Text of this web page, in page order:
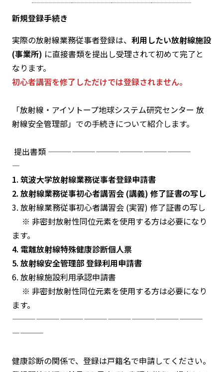
新規登録手続き
実際の放射線業務従事者登録は、 利用したい放射線施設
(事業所) に直接書類を提出し受理されて初めて完了と
なります。
初心者講習を修了しただけでは登録されません。
「放射線・アイソトープ地球システム研究センター 放
射線安全管理部」での手続きについて紹介します。
―― 提出書類 ――――――――――――――――――――
―――
1. 筑波大学放射線業務従事者登録申請書
2. 放射線業務従事初心者講習会 (講義) 修了証書の写し
3. 放射線業務従事初心者講習会 (実習) 修了証書の写し
※ 非密封放射性同位元素を使用する方は必要になり
ます。
4. 電離放射線特殊健康診断個人票
5. 放射線安全管理部 登録利用申請書
6. 放射線施設利用承認申請書
※ 非密封放射性同位元素を使用する方は必要になり
ます。
――――――――――――――――――――――――――
――――
健康診断の関係で、登録は戸籍名で申請してください。